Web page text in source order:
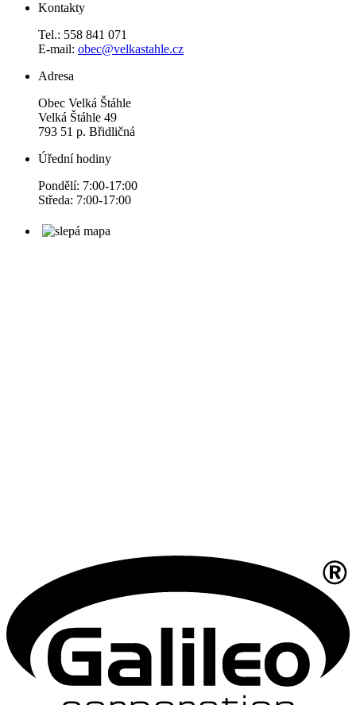
Kontakty
Tel.: 558 841 071
E-mail: obec@velkastahle.cz
Adresa
Obec Velká Štáhle
Velká Štáhle 49
793 51 p. Břidličná
Úřední hodiny
Pondělí: 7:00-17:00
Středa: 7:00-17:00